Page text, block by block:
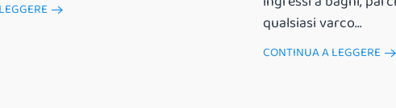
qualsiasi varco...
CONTINUA A LEGGERE